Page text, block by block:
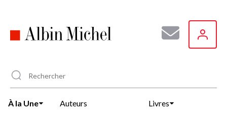
principal
À la Une Auteurs Livres